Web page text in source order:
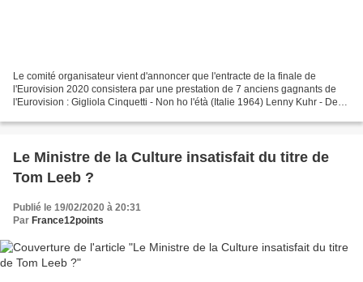
Le comité organisateur vient d'annoncer que l'entracte de la finale de
l'Eurovision 2020 consistera par une prestation de 7 anciens gagnants de
l'Eurovision : Gigliola Cinquetti - Non ho l'étà (Italie 1964) Lenny Kuhr - De
Le Ministre de la Culture insatisfait du titre de
Tom Leeb ?
Publié le 19/02/2020 à 20:31
Par France12points